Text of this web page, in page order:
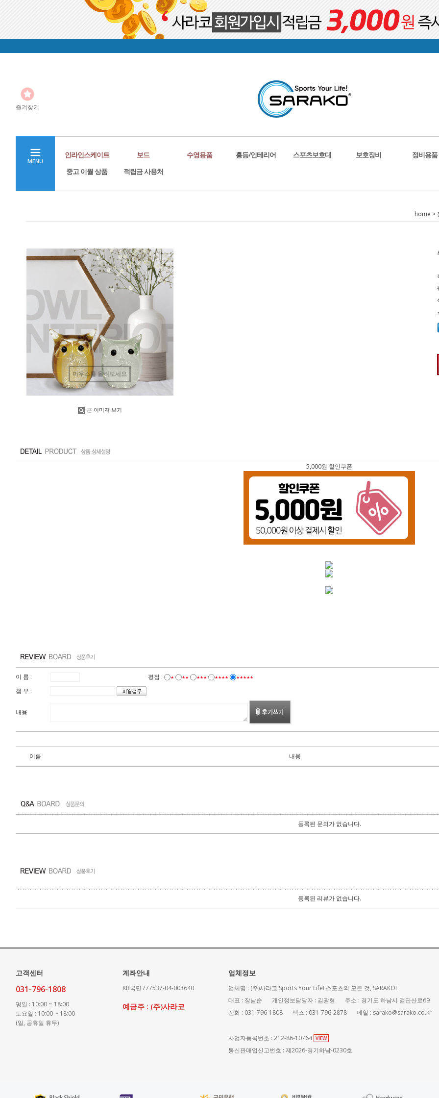
즐겨찾기
MENU
인라인스케이트 보드 수영용품 홍등/인테리어 스포츠보호대 보호장비 정비용품
중고 이월 상품
적립금 사용처
home >
마우스를 올려보세요
큰 이미지 보기
5,000원 할인쿠폰
이 름 : 평점 : ★ ★★ ★★★ ★★★★
★★★★★
첨 부 :
내용
이름 내용
등록된 문의가 없습니다.
등록된 리뷰가 없습니다.
고객센터
031-796-1808
평일 : 10:00 ~ 18:00
토요일 : 10:00 ~ 18:00
(일, 공휴일 휴무)
계좌안내
KB국민777537-04-003640
예금주 : (주)사라코
업체정보
업체명 : (주)사라코 Sports Your Life! 스포츠의 모든 것, SARAKO!
대표 : 장남순
개인정보담당자 : 김광형
주소 : 경기도 하남시 검단산로69
전화 : 031-796-1808
팩스 : 031-796-2878 메일 : sarako@sarako.co.kr
사업자등록번호 : 212-86-10764 VIEW
통신판매업신고번호 : 제2026-경기하남-0230호